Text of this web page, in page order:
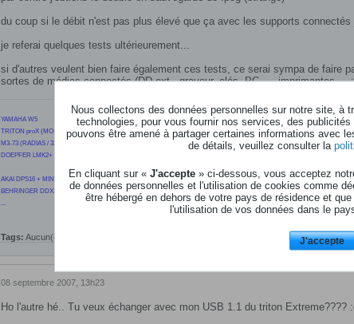
du coup si le débit n'est pas plus élevé que ça avec les supports
je referai quelques tests ultérieurement...
si d'autres veulent bien faire également ces tests, ce serai sympa de faire
sortes de médias connectés (DD ext , graveur, clés,
YAMAHA W5
TRITON proX (MOSS / PCM01 / PCM05 / SCSI / 64Mo)
M3-73 (RADIAS / 320Mo)
DOEPFER LMK2+
AKAI DPS16 + MINDPRINT Envoice + ART Dual MP + RODE NT1000
BEHRINGER DDX3216 + 4 MACKIE SRM350 + 2 MACKIE SWA1501 (+ PEAVEY KB300 :p)
...
Tags: Aucun(e)
08 septembre 2007, 13h23
Ho l'autre hé.. Tu veux échanger avec mon USB 1.1 du triton
Nous collectons des données personnelles sur notre site, à
technologies, pour vous fournir nos services, des
pouvons être amené à partager certaines informations avec
de détails, veuillez consulter la
En cliquant sur « J'accepte » ci-dessous, vous acceptez
de données personnelles et l'utilisation de cookies comme
être hébergé en dehors de votre pays de résidence et
l'utilisation de vos données dans le
J'accepte